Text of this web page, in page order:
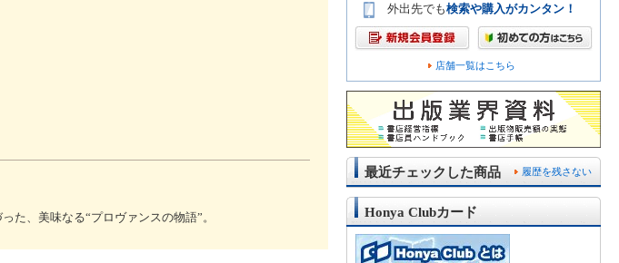
た、美味なる“プロヴァンスの物語”。
外出先でも検索や購入がカンタン！
店舗一覧はこちら
履歴を残さない
最近チェックした商品
Honya Clubカード